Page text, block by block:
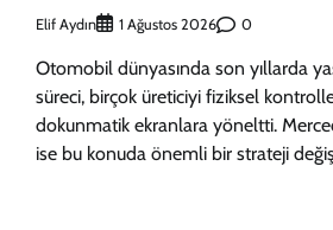
Elif Aydın 1 Ağustos 2026 0
Otomobil dünyasında son yıllarda
süreci, birçok üreticiyi fiziksel
dokunmatik ekranlara yöneltti.
ise bu konuda önemli bir strateji